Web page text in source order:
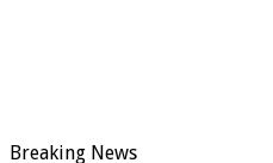
Breaking News